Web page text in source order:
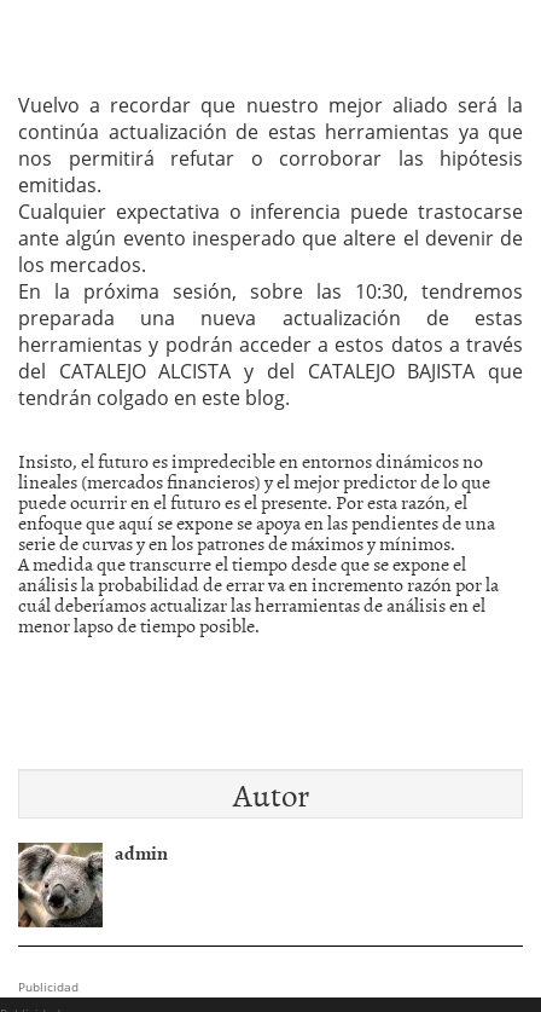
Vuelvo a recordar que nuestro mejor aliado será la
continúa actualización de estas herramientas ya que
nos permitirá refutar o corroborar las hipótesis
emitidas.
Cualquier expectativa o inferencia puede trastocarse
ante algún evento inesperado que altere el devenir de
los mercados.
En la próxima sesión, sobre las 10:30, tendremos
preparada una nueva actualización de estas
herramientas y podrán acceder a estos datos a través
del CATALEJO ALCISTA y del CATALEJO BAJISTA que
tendrán colgado en este blog.
Insisto, el futuro es impredecible en entornos dinámicos no
lineales (mercados financieros) y el mejor predictor de lo que
puede ocurrir en el futuro es el presente. Por esta razón, el
enfoque que aquí se expone se apoya en las pendientes de una
serie de curvas y en los patrones de máximos y mínimos.
A medida que transcurre el tiempo desde que se expone el
análisis la probabilidad de errar va en incremento razón por la
cuál deberíamos actualizar las herramientas de análisis en el
menor lapso de tiempo posible.
Autor
admin
Publicidad